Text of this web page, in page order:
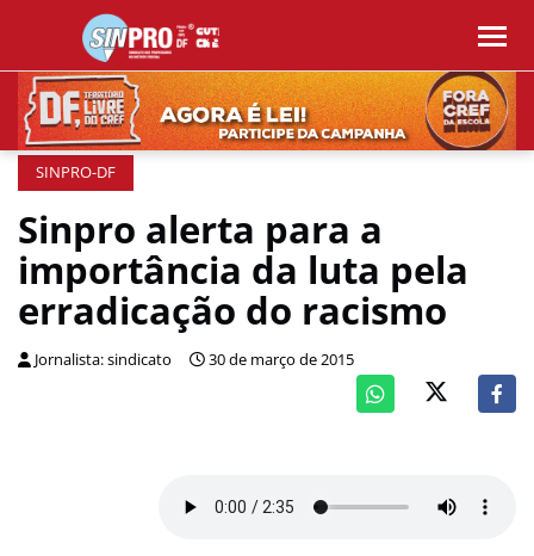
SINPRO-DF
Sinpro alerta para a
importância da luta pela
erradicação do racismo
Jornalista: sindicato 30 de março de 2015